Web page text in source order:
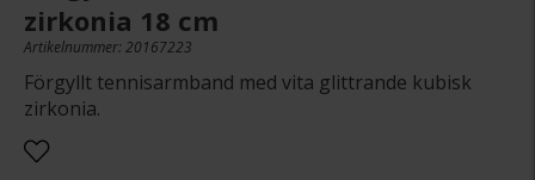
zirkonia 18 cm
Artikelnummer: 20167223
Förgyllt tennisarmband med vita glittrande kubisk
zirkonia.